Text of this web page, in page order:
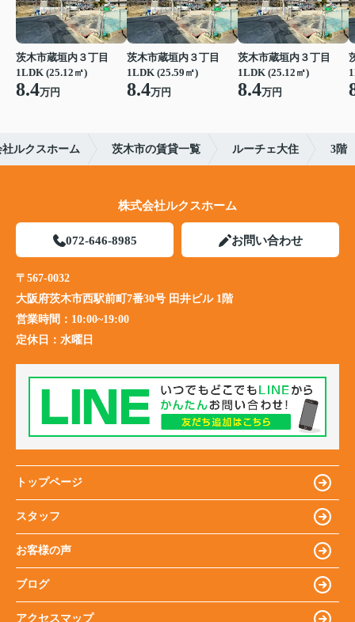
茨木市蔵垣内３丁目
1LDK (25.12㎡)
8.4万円
茨木市蔵垣内３丁目
1LDK (25.59㎡)
8.4万円
茨木市蔵垣内３丁目
1LDK (25.12㎡)
8.4万円
ルクスホーム 茨木市の賃貸一覧 ルーチェ大住 3階
株式会社ルクスホーム
072-646-8985 お問い合わせ
〒567-0032
大阪府茨木市西駅前町7番30号 田井ビル 1階
営業時間： 10:00~19:00
定休日： 水曜日
トップページ
スタッフ
お客様の声
ブログ
アクセスマップ